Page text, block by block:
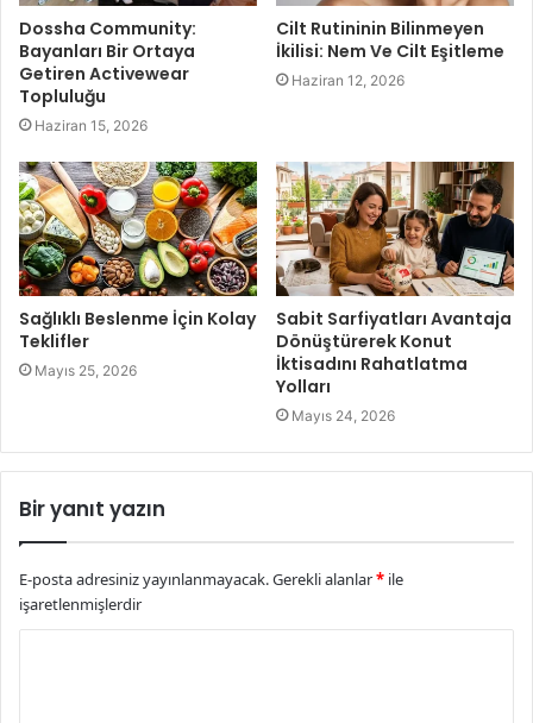
Dossha Community:
Bayanları Bir Ortaya
Getiren Activewear
Topluluğu
Haziran 15, 2026
Cilt Rutininin Bilinmeyen
İkilisi: Nem Ve Cilt Eşitleme
Haziran 12, 2026
Sağlıklı Beslenme İçin Kolay
Teklifler
Mayıs 25, 2026
Sabit Sarfiyatları Avantaja
Dönüştürerek Konut
İktisadını Rahatlatma
Yolları
Mayıs 24, 2026
Bir yanıt yazın
E-posta adresiniz yayınlanmayacak.Gerekli alanlar* ile
işaretlenmişlerdir